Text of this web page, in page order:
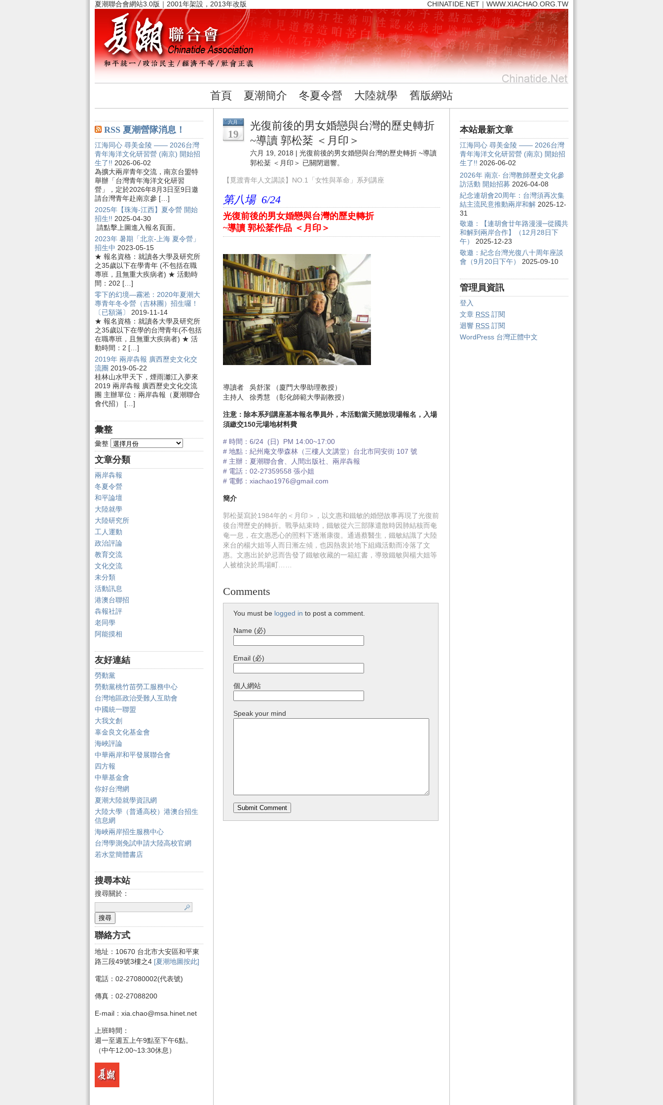
夏潮聯合會網站3.0版｜2001年架設，2013年改版 CHINATIDE.NET｜WWW.XIACHAO.ORG.TW
首頁 夏潮簡介 冬夏令營 大陸就學 舊版網站
RSS 夏潮營隊消息！
江海同心 尋美金陵 —— 2026台灣
青年海洋文化研習營 (南京) 開始招
生了!! 2026-06-02
為擴大兩岸青年交流，南京台盟特
舉辦「台灣青年海洋文化研習
營」，定於2026年8月3日至9日邀
請台灣青年赴南京參 […]
2025年【珠海-江西】夏令營 開始
招生!! 2025-04-30
請點擊上圖進入報名頁面。
2023年 暑期「北京-上海 夏令營」
招生中 2023-05-15
★ 報名資格：就讀各大學及研究所
之35歲以下在學青年 (不包括在職
專班，且無重大疾病者) ★ 活動時
間：202 […]
零下的幻境—霧淞：2020年夏潮大
專青年冬令營（吉林團）招生囉！
〔已額滿〕
2019-11-14
★ 報名資格：就讀各大學及研究所
之35歲以下在學的台灣青年(不包括
在職專班，且無重大疾病者) ★ 活
動時間：2 […]
2019年 兩岸犇報 廣西歷史文化交
流團 2019-05-22
桂林山水甲天下，煙雨灕江入夢來
2019 兩岸犇報 廣西歷史文化交流
團 主辦單位：兩岸犇報（夏潮聯合
會代招） […]
彙整
彙整
文章分類
兩岸犇報
冬夏令營
和平論壇
大陸就學
大陸研究所
工人運動
政治評論
教育交流
文化交流
未分類
活動訊息
港澳台聯招
犇報社評
老同學
阿能摸相
友好連結
勞動黨
勞動黨桃竹苗勞工服務中心
台灣地區政治受難人互助會
中國統一聯盟
大我文創
辜金良文化基金會
海峽評論
中華兩岸和平發展聯合會
四方報
中華基金會
你好台灣網
夏潮大陸就學資訊網
大陸大學（普通高校）港澳台招生
信息網
海峽兩岸招生服務中心
台灣學測免試申請大陸高校官網
若水堂簡體書店
搜尋本站
搜尋關於：
聯絡方式
地址：10670 台北市大安區和平東
路三段49號3樓之4 [夏潮地圖按此]
電話：02-27080002(代表號)
傳真：02-27088200
E-mail：xia.chao@msa.hinet.net
上班時間：
週一至週五上午9點至下午6點。
（中午12:00~13:30休息）
六月
19
光復前後的男女婚戀與台灣的歷史轉折
~導讀 郭松棻 ＜月印＞
六月 19, 2018 | 光復前後的男女婚戀與台灣的歷史轉折 ~導讀
郭松棻 ＜月印＞ 已關閉迴響。
【覓渡青年人文講談】NO.1「女性與革命」系列講座
第八場 6/24
光復前後的男女婚戀與台灣的歷史轉折
~導讀 郭松棻作品 ＜月印＞
導讀者 吳舒潔 （廈門大學助理教授）
主持人 徐秀慧 （彰化師範大學副教授）
注意：除本系列講座基本報名學員外，本活動當天開放現場報名，入場
須繳交150元場地材料費
# 時間：6/24 (日) PM 14:00~17:00
# 地點：紀州庵文學森林（三樓人文講堂）台北市同安街 107 號
# 主辦：夏潮聯合會、人間出版社、兩岸犇報
# 電話：02-27359558 張小姐
# 電郵：xiachao1976@gmail.com
簡介
郭松棻寫於1984年的＜月印＞，以文惠和鐵敏的婚戀故事再現了光復前
後台灣歷史的轉折。戰爭結束時，鐵敏從六三部隊遣散時因肺結核而奄
奄一息，在文惠悉心的照料下逐漸康復。通過蔡醫生，鐵敏結識了大陸
來台的楊大姐等人而日漸左傾，也因熱衷於地下組織活動而冷落了文
惠。文惠出於妒忌而告發了鐵敏收藏的一箱紅書，導致鐵敏與楊大姐等
人被槍決於馬場町……
Comments
You must be logged in to post a comment.
Name (必)
Email (必)
個人網站
Speak your mind
本站最新文章
江海同心 尋美金陵 —— 2026台灣
青年海洋文化研習營 (南京) 開始招
生了!! 2026-06-02
2026年 南京‧ 台灣教師歷史文化參
訪活動 開始招募 2026-04-08
紀念連胡會20周年：台灣須再次集
結主流民意推動兩岸和解 2025-12-
31
敬邀：【連胡會廿年路漫漫─從國共
和解到兩岸合作】（12月28日下
午）
2025-12-23
敬邀：紀念台灣光復八十周年座談
會（9月20日下午）
2025-09-10
管理員資訊
登入
文章 RSS 訂閱
迴響 RSS 訂閱
WordPress 台灣正體中文